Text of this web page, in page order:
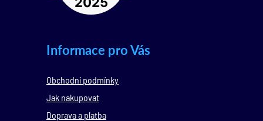
Informace pro Vás
Obchodní podmínky
Jak nakupovat
Doprava a platba